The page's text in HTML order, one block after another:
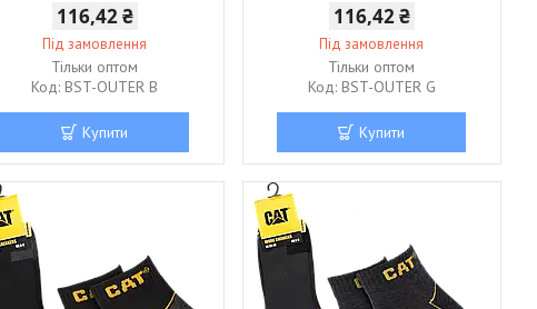
116,42 ₴
Під замовлення
Тільки оптом
BST-OUTER B
Купити
116,42 ₴
Під замовлення
Тільки оптом
BST-OUTER G
Купити